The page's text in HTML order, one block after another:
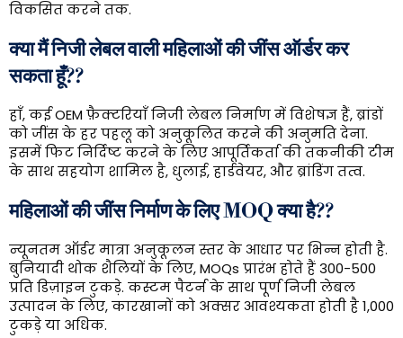
विकसित करने तक.
क्या मैं निजी लेबल वाली महिलाओं की जींस ऑर्डर कर
सकता हूँ??
हाँ, कई OEM फ़ैक्टरियाँ निजी लेबल निर्माण में विशेषज्ञ हैं, ब्रांडों
को जींस के हर पहलू को अनुकूलित करने की अनुमति देना.
इसमें फिट निर्दिष्ट करने के लिए आपूर्तिकर्ता की तकनीकी टीम
के साथ सहयोग शामिल है, धुलाई, हार्डवेयर, और ब्रांडिंग तत्व.
महिलाओं की जींस निर्माण के लिए MOQ क्या है??
न्यूनतम ऑर्डर मात्रा अनुकूलन स्तर के आधार पर भिन्न होती है.
बुनियादी थोक शैलियों के लिए, MOQs प्रारंभ होते हैं 300-500
प्रति डिज़ाइन टुकड़े. कस्टम पैटर्न के साथ पूर्ण निजी लेबल
उत्पादन के लिए, कारखानों को अक्सर आवश्यकता होती है 1,000
टुकड़े या अधिक.